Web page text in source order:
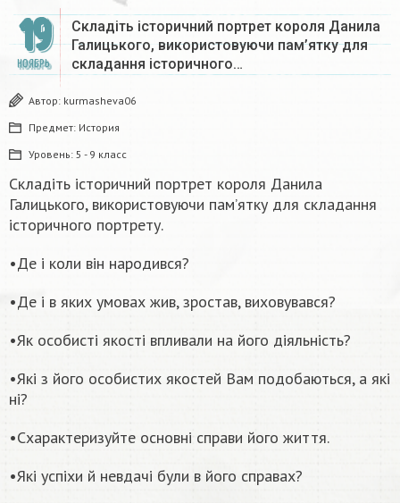
19
НОЯБРЬ
Cкладіть історичний портрет короля Данила
Галицького, використовуючи пам’ятку для
складання історичного…
Автор: kurmasheva06
Предмет: История
Уровень: 5 - 9 класс
Cкладіть історичний портрет короля Данила
Галицького, використовуючи пам’ятку для складання
історичного портрету.
•Де і коли він народився?
•Де і в яких умовах жив, зростав, виховувався?
•Як особисті якості впливали на його діяльність?
•Які з його особистих якостей Вам подобаються, а які
ні?
•Схарактеризуйте основні справи його життя.
•Які успіхи й невдачі були в його справах?